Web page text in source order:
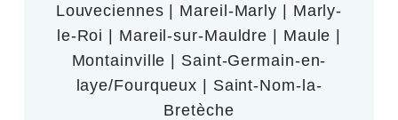
Louveciennes | Mareil-Marly | Marly-
le-Roi | Mareil-sur-Mauldre | Maule |
Montainville | Saint-Germain-en-
laye/Fourqueux | Saint-Nom-la-
Bretèche